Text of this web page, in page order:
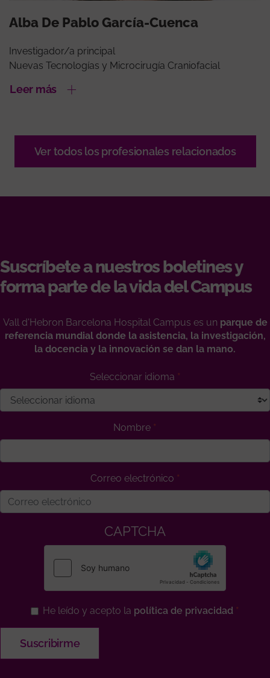
Alba De Pablo García-Cuenca
Investigador/a principal
Nuevas Tecnologías y Microcirugía Craniofacial
Leer más
Ver todos los profesionales relacionados
Suscríbete a nuestros boletines y
forma parte de la vida del Campus
Vall d'Hebron Barcelona Hospital Campus es un parque de
referencia mundial donde la asistencia, la investigación,
la docencia y la innovación se dan la mano.
Seleccionar idioma
Nombre
Correo electrónico
CAPTCHA
He leído y acepto la política de privacidad